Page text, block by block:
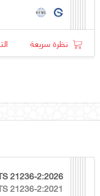
نظرة سريعة
21236-2:2026
21236-2:2021